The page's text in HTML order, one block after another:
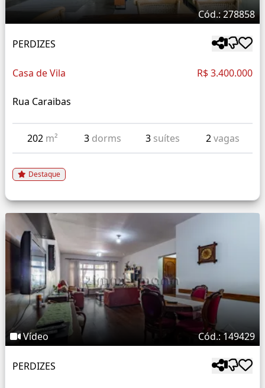
Cód.: 278858
PERDIZES
Casa de Vila R$ 3.400.000
Rua Caraibas
202 m² 3 dorms 3 suítes 2vagas
Destaque
Vídeo Cód.: 149429
PERDIZES